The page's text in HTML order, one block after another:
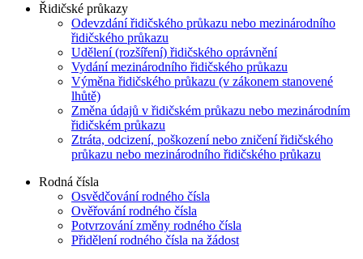
Řidičské průkazy
Odevzdání řidičského průkazu nebo mezinárodního
řidičského průkazu
Udělení (rozšíření) řidičského oprávnění
Vydání mezinárodního řidičského průkazu
Výměna řidičského průkazu (v zákonem stanovené
lhůtě)
Změna údajů v řidičském průkazu nebo mezinárodním
řidičském průkazu
Ztráta, odcizení, poškození nebo zničení řidičského
průkazu nebo mezinárodního řidičského průkazu
Rodná čísla
Osvědčování rodného čísla
Ověřování rodného čísla
Potvrzování změny rodného čísla
Přidělení rodného čísla na žádost